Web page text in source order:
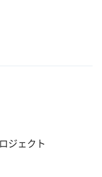
ジェクト